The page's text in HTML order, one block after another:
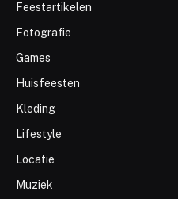
Feestartikelen
Fotografie
Games
Huisfeesten
Kleding
Lifestyle
Locatie
Muziek